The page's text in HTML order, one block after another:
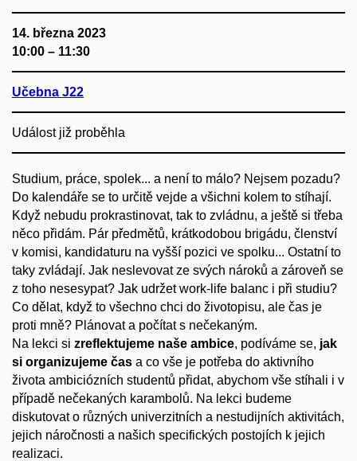
14. března 2023
10:00 – 11:30
Učebna J22
Událost již proběhla
Studium, práce, spolek... a není to málo? Nejsem pozadu?
Do kalendáře se to určitě vejde a všichni kolem to stíhají.
Když nebudu prokrastinovat, tak to zvládnu, a ještě si třeba
něco přidám. Pár předmětů, krátkodobou brigádu, členství
v komisi, kandidaturu na vyšší pozici ve spolku... Ostatní to
taky zvládají. Jak neslevovat ze svých nároků a zároveň se
z toho nesesypat? Jak udržet work-life balanc i při studiu?
Co dělat, když to všechno chci do životopisu, ale čas je
proti mně? Plánovat a počítat s nečekaným.
Na lekci si zreflektujeme naše ambice, podíváme se, jak
si organizujeme čas a co vše je potřeba do aktivního
života ambiciózních studentů přidat, abychom vše stíhali i v
případě nečekaných karambolů. Na lekci budeme
diskutovat o různých univerzitních a nestudijních aktivitách,
jejich náročnosti a našich specifických postojích k jejich
realizaci.